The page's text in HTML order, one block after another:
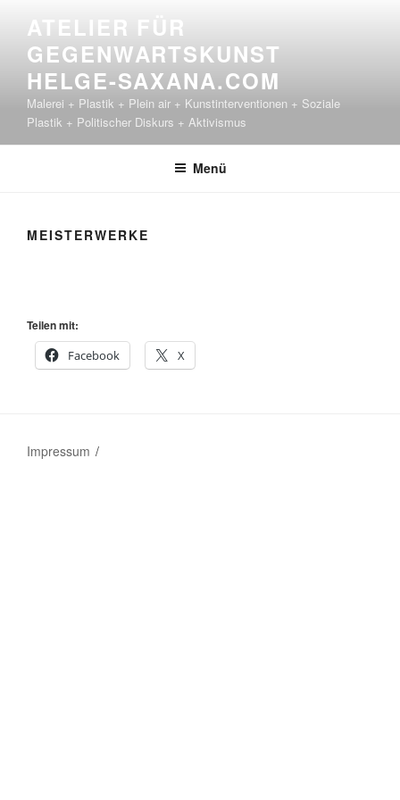
Inhalt
springen
ATELIER FÜR
GEGENWARTSKUNST
HELGE-SAXANA.COM
Malerei + Plastik + Plein air + Kunstinterventionen + Soziale
Plastik + Politischer Diskurs + Aktivismus
Menü
MEISTERWERKE
Teilen mit:
Facebook
X
Impressum